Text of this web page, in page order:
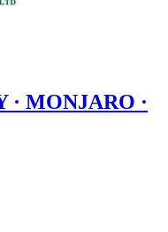
· MONJARO ·